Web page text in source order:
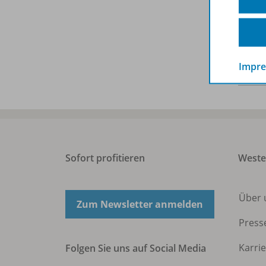
Sofort profitieren
Zum Newsletter anmelden
Folgen Sie uns auf Social Media
Über